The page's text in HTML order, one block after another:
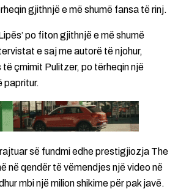
gjithnjë e më shumë fansa të rinj.
po fiton gjithnjë e më shumë
e saj me autorë të njohur,
çmimit Pulitzer, po tërheqin një
papritur.
së fundmi edhe prestigjiozja The
në qendër të vëmendjes një video në
mbi një milion shikime për pak javë.